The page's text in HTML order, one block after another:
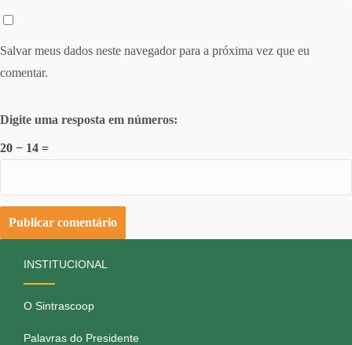
Salvar meus dados neste navegador para a próxima vez que eu
comentar.
Digite uma resposta em números:
20 − 14 =
INSTITUCIONAL
O Sintrascoop
Palavras do Presidente